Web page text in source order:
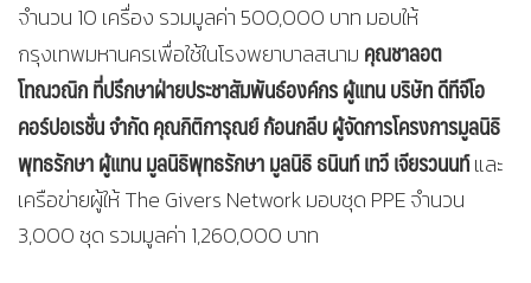
จำนวน 10 เครื่อง รวมมูลค่า 500,000 บาท มอบให้
กรุงเทพมหานครเพื่อใช้ในโรงพยาบาลสนาม คุณชาลอต
โทณวณิก ที่ปรึกษาฝ่ายประชาสัมพันธ์องค์กร ผู้แทน บริษัท ดีทีจีโอ
คอร์ปอเรชั่น จำกัด คุณกิติการุณย์ ก้อนกลีบ ผู้จัดการโครงการมูลนิธิ
พุทธรักษา ผู้แทน มูลนิธิพุทธรักษา มูลนิธิ ธนินท์ เทวี เจียรวนนท์และ
เครือข่ายผู้ให้ The Givers Network มอบชุด PPE จำนวน
3,000 ชุด รวมมูลค่า 1,260,000 บาท